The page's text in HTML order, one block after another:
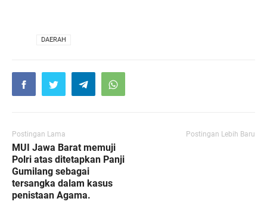
DAERAH
Postingan Lama
MUI Jawa Barat memuji
Polri atas ditetapkan Panji
Gumilang sebagai
tersangka dalam kasus
penistaan Agama.
Postingan Lebih Baru